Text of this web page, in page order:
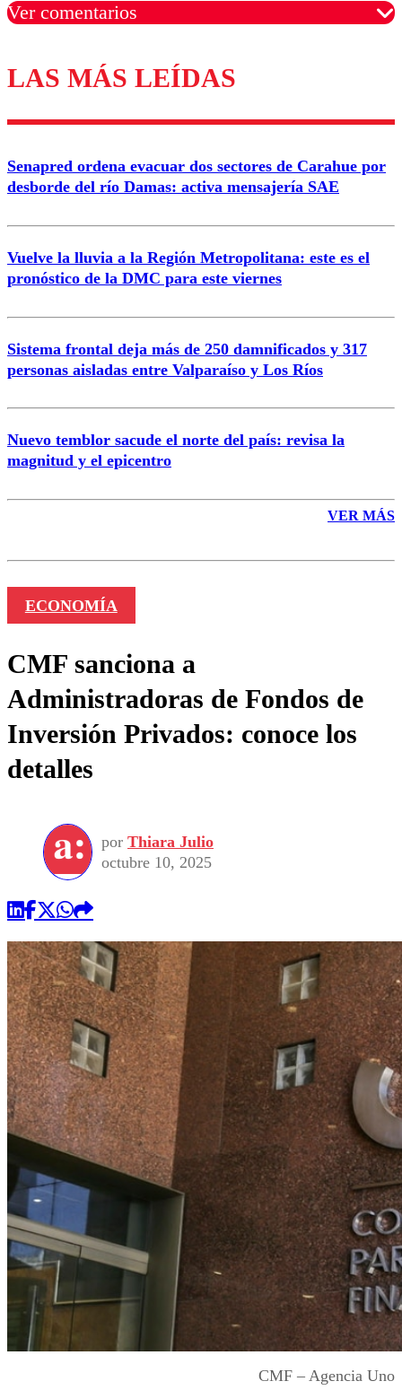
Ver comentarios
Los comentarios son moderados para garantizar un
diálogo respetuoso.
Correo
Enviar comentario
LAS MÁS LEÍDAS
Senapred ordena evacuar dos sectores de Carahue por
desborde del río Damas: activa mensajería SAE
Vuelve la lluvia a la Región Metropolitana: este es el
pronóstico de la DMC para este viernes
Sistema frontal deja más de 250 damnificados y 317
personas aisladas entre Valparaíso y Los Ríos
Nuevo temblor sacude el norte del país: revisa la
magnitud y el epicentro
VER MÁS
ECONOMÍA
CMF sanciona a
Administradoras de Fondos de
Inversión Privados: conoce los
detalles
por Thiara Julio
octubre 10, 2025
CMF – Agencia Uno